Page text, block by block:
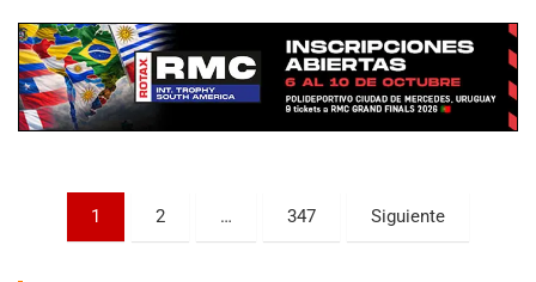
Paginación
1 2 … 347 Siguiente
Baradero (Buenos Aires)
KDO - F6
Ciudad de Trenque Lauquen (Asfalto)
Trenque Lauquen (Buenos Aires)
Parque de la Velocidad (Asfalto)
Villaguay (Entre Ríos)